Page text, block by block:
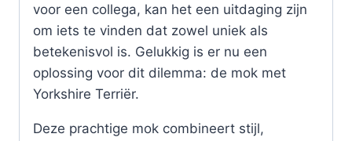
voor een collega, kan het een uitdaging zijn
om iets te vinden dat zowel uniek als
betekenisvol is. Gelukkig is er nu een
oplossing voor dit dilemma: de mok met
Yorkshire Terriër.
Deze prachtige mok combineert stijl,